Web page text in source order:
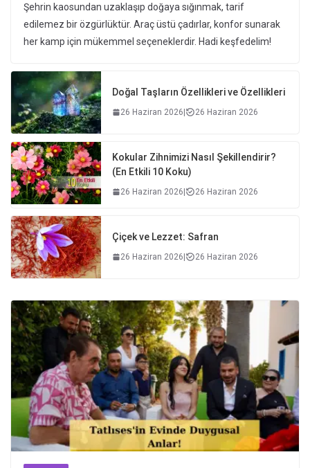
Şehrin kaosundan uzaklaşıp doğaya sığınmak, tarif
edilemez bir özgürlüktür. Araç üstü çadırlar, konfor sunarak
her kamp için mükemmel seçeneklerdir. Hadi keşfedelim!
Doğal Taşların Özellikleri ve Özellikleri
26 Haziran 2026| 26 Haziran 2026
Kokular Zihnimizi Nasıl Şekillendirir?
(En Etkili 10 Koku)
26 Haziran 2026| 26 Haziran 2026
Çiçek ve Lezzet: Safran
26 Haziran 2026| 26 Haziran 2026